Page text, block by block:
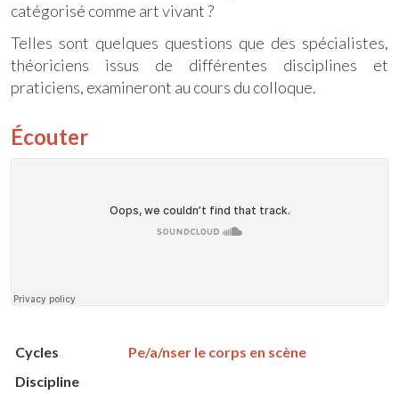
catégorisé comme art vivant ?
Telles sont quelques questions que des spécialistes,
théoriciens issus de différentes disciplines et
praticiens, examineront au cours du colloque.
Écouter
Cycles
Pe/a/nser le corps en scène
Discipline